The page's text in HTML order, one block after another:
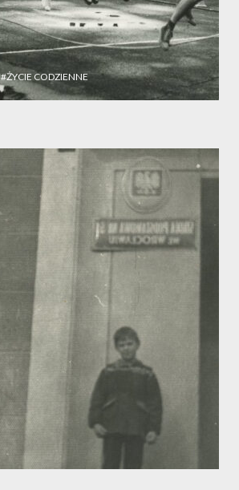
#ŻYCIE CODZIENNE